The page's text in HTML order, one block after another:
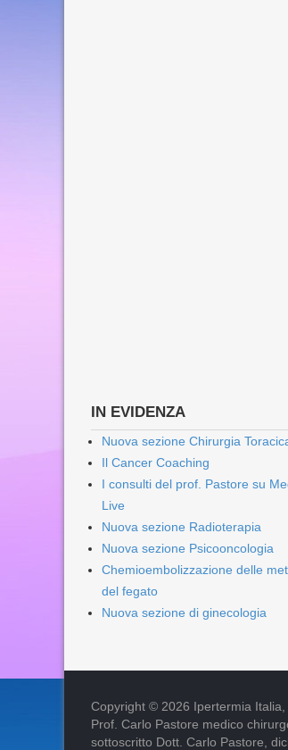
IN EVIDENZA
Nuova sezione Chirurgia
Il Cancer Coaching
I consulti del prof. Pastore su
Live
Nuova sezione Radioterapia
Nuova sezione Psicooncologia
Chemioembolizzazione delle
del fegato
Nuova sezione di ginecologia
Copyright © 2026 Ipertermia
Prof. Carlo Pastore medico
sottoscritto Dott. Carlo Pastore,